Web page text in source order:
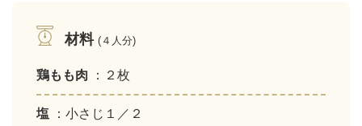
材料 (４人分)
鶏もも肉 ：２枚
塩 ：小さじ１／２